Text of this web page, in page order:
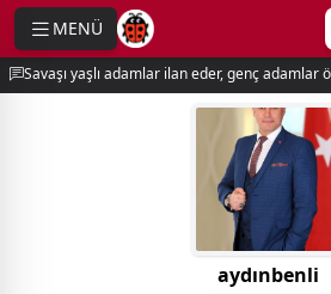
MENÜ
Savaşı yaşlı adamlar ilan eder, genç adamlar
aydınbenli
menu